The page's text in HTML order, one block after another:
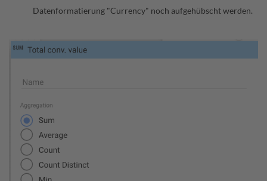
Datenformatierung "Currency" noch aufgehübscht werden.